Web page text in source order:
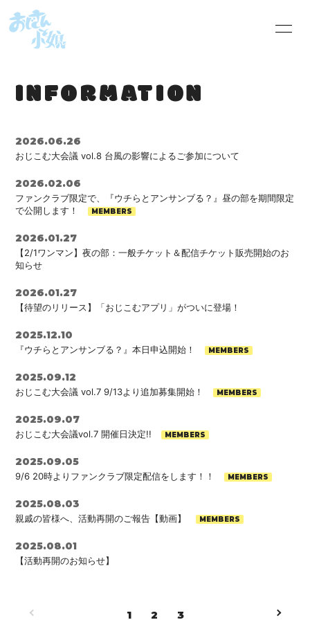
SHOP SCHEDULE
PROFILE
BLOG MOVIE
RADIO
オジコムRADIOへ
会員登録
INFORMATION
2026.06.26
おじこむ大会議 vol.8 台風の影響によるご参加について
2026.02.06
ファンクラブ限定で、『ウチらとアンサンブる？』昼の部を期間限定
で公開します！
2026.01.27
【2/1ワンマン】夜の部：一般チケット＆配信チケット販売開始のお
知らせ
2026.01.27
【待望のリリース】「おじこむアプリ」がついに登場！
2025.12.10
『ウチらとアンサンブる？』本日申込開始！
2025.09.12
おじこむ大会議 vol.7 9/13より追加募集開始！
2025.09.07
おじこむ大会議vol.7 開催日決定!!
2025.09.05
9/6 20時よりファンクラブ限定配信をします！！
2025.08.03
親戚の皆様へ、活動再開のご報告【動画】
2025.08.01
【活動再開のお知らせ】
1 2 3